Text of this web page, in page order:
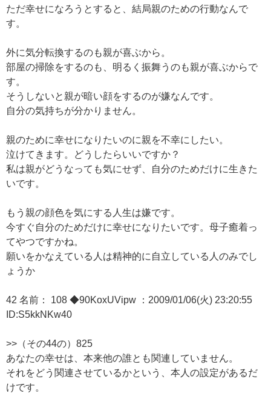
ただ幸せになろうとすると、結局親のための行動なんで
す。
外に気分転換するのも親が喜ぶから。
部屋の掃除をするのも、明るく振舞うのも親が喜ぶからで
す。
そうしないと親が暗い顔をするのが嫌なんです。
自分の気持ちが分かりません。
親のために幸せになりたいのに親を不幸にしたい。
泣けてきます。どうしたらいいですか？
私は親がどうなっても気にせず、自分のためだけに生きた
いです。
もう親の顔色を気にする人生は嫌です。
今すぐ自分のためだけに幸せになりたいです。母子癒着っ
てやつですかね。
願いをかなえている人は精神的に自立している人のみでし
ょうか
42 名前： 108 ◆90KoxUVipw ：2009/01/06(火) 23:20:55
ID:S5kkNKw40
>>（その44の）825
あなたの幸せは、本来他の誰とも関連していません。
それをどう関連させているかという、本人の設定があるだ
けです。